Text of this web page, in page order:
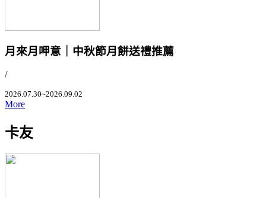
月來月呷意｜中秋節月餅送禮推薦
/
2026.07.30~2026.09.02
More
卡友